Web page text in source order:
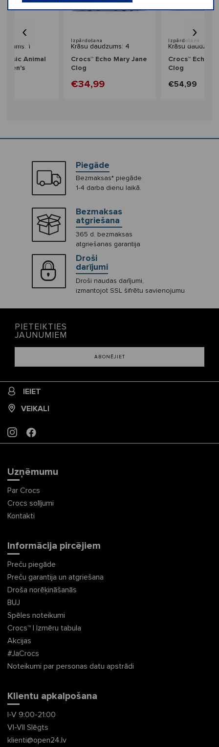
1
Animal
Izpārdošana
Krāsu daudzums: 4
Crocs™ Echo Mary Jane
Clog
€34,99
Izpārdošana
Krāsu
Crocs™ Echo
Clog
€54,99
‹ ›
Piegāde
Bezmaksas* piegāde
1-4 darba dienu laikā.
Bezmaksas
atgriešana
365 d. bezmaksas
atgriešanas garantija
Droši
darījumi
Droši naudas darījumi,
izmantojot SSL šifrētu savienojumu
PIETEIKTIES
JAUNUMIEM
ABONĒJIET
IEIET
VEIKALI
INSTAGRAM
FACEBOOK
Uzņēmumu
Par Crocs
Crocs solījumi
Kontakti
Informācija pircējiem
Preču piegāde
Preču garantija un atgriešana
Droša norēķināšanās
BUJ
Spēles noteikumi
Crocs™ | Izmēru tabula
Akcijas
#JaCrocs
Noteikumi par personas datu apstrādi
Klientu apkalpošana
I-V 9:00-21:00
VI-VII Slēgts
klienti@open24.lv